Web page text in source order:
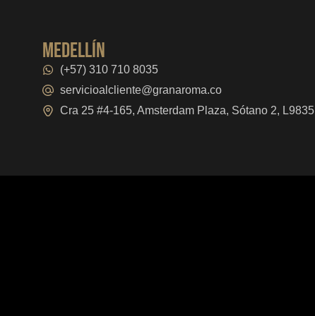
medellín
(+57) 310 710 8035
servicioalcliente@granaroma.co
Cra 25 #4-165, Amsterdam Plaza, Sótano 2, L9835